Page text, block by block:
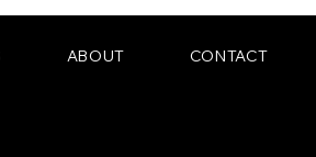
ABOUT CONTACT